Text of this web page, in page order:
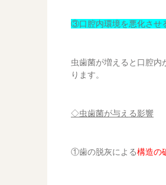
③口腔内環境を悪化させ
虫歯菌が増えると口腔内
ります。
◇虫歯菌が与える影響
①歯の脱灰による構造の